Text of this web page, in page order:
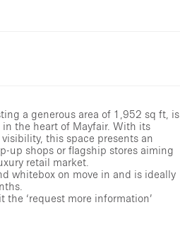
a generous area of 1,952 sq ft, is
the heart of Mayfair. With its
this space presents an
up shops or flagship stores aiming
retail market.
whitebox on move in and is ideally
the ‘request more information’